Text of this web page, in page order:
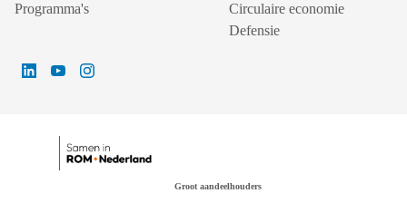
Programma's
Circulaire economie
Defensie
Groot aandeelhouders